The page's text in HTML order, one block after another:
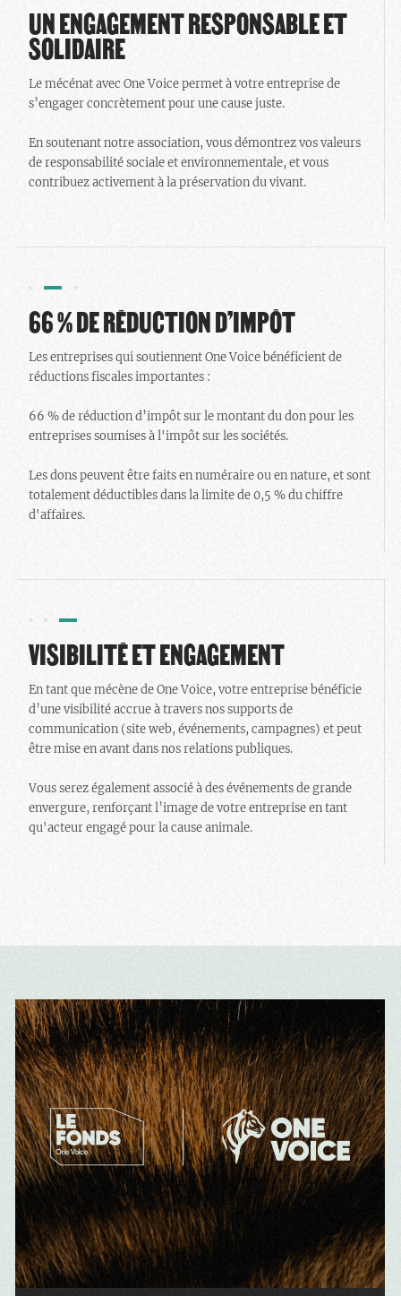
UN ENGAGEMENT RESPONSABLE ET
SOLIDAIRE
Le mécénat avec One Voice permet à votre entreprise de
s’engager concrètement pour une cause juste.
En soutenant notre association, vous démontrez vos valeurs
de responsabilité sociale et environnementale, et vous
contribuez activement à la préservation du vivant.
66 % DE RÉDUCTION D’IMPÔT
Les entreprises qui soutiennent One Voice bénéficient de
réductions fiscales importantes :
66 % de réduction d’impôt sur le montant du don pour les
entreprises soumises à l'impôt sur les sociétés.
Les dons peuvent être faits en numéraire ou en nature, et sont
totalement déductibles dans la limite de 0,5 % du chiffre
d'affaires.
VISIBILITÉ ET ENGAGEMENT
En tant que mécène de One Voice, votre entreprise bénéficie
d’une visibilité accrue à travers nos supports de
communication (site web, événements, campagnes) et peut
être mise en avant dans nos relations publiques.
Vous serez également associé à des événements de grande
envergure, renforçant l’image de votre entreprise en tant
qu'acteur engagé pour la cause animale.